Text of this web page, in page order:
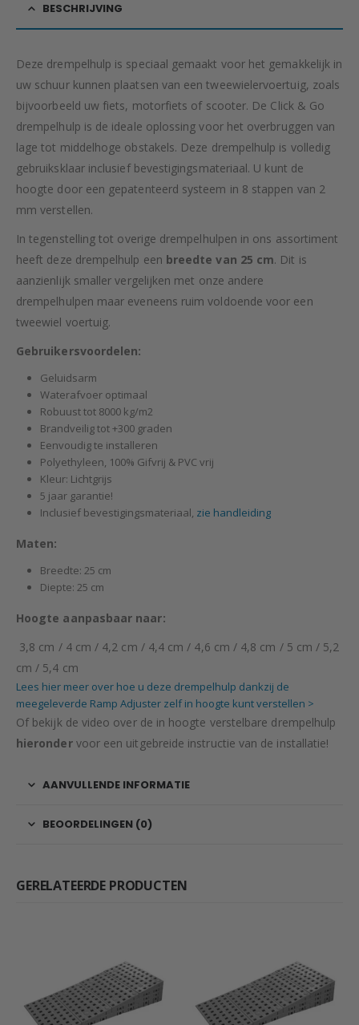
BESCHRIJVING
Deze drempelhulp is speciaal gemaakt voor het gemakkelijk in
uw schuur kunnen plaatsen van een tweewielervoertuig, zoals
bijvoorbeeld uw fiets, motorfiets of scooter. De Click & Go
drempelhulp is de ideale oplossing voor het overbruggen van
lage tot middelhoge obstakels. Deze drempelhulp is volledig
gebruiksklaar inclusief bevestigingsmateriaal. U kunt de
hoogte door een gepatenteerd systeem in 8 stappen van 2
mm verstellen.
In tegenstelling tot overige drempelhulpen in ons assortiment
heeft deze drempelhulp een breedte van 25 cm. Dit is
aanzienlijk smaller vergelijken met onze andere
drempelhulpen maar eveneens ruim voldoende voor een
tweewiel voertuig.
Gebruikersvoordelen:
Geluidsarm
Waterafvoer optimaal
Robuust tot 8000 kg/m2
Brandveilig tot +300 graden
Eenvoudig te installeren
Polyethyleen, 100% Gifvrij & PVC vrij
Kleur: Lichtgrijs
5 jaar garantie!
Inclusief bevestigingsmateriaal, zie handleiding
Maten:
Breedte: 25 cm
Diepte: 25 cm
Hoogte aanpasbaar naar:
3,8 cm / 4 cm / 4,2 cm / 4,4 cm / 4,6 cm / 4,8 cm / 5 cm / 5,2
cm / 5,4 cm
Lees hier meer over hoe u deze drempelhulp dankzij de
meegeleverde Ramp Adjuster zelf in hoogte kunt verstellen >
Of bekijk de video over de in hoogte verstelbare drempelhulp
hieronder voor een uitgebreide instructie van de installatie!
AANVULLENDE INFORMATIE
BEOORDELINGEN (0)
GERELATEERDE PRODUCTEN